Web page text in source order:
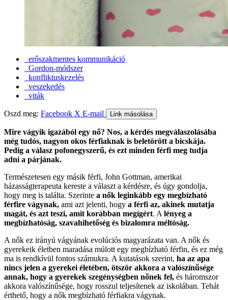
erőszakmentes kommunikáció
Gordon-módszer
konfliktuskezelés
veszekedés
viták
Oszd meg: Facebook X E-mail Link másolása
Mire vágyik igazából egy nő? Nos, a kérdés megválaszolásába
még tudós, nagyon okos férfiaknak is beletörött a bicskája.
Pedig a válasz pofonegyszerű, és ezt minden férfi meg tudja
adni a párjának.
Természetesen egy másik férfi, John Gottman, amerikai
házasságterapeuta kereste a választ a kérdésre, és úgy gondolja,
hogy meg is találta. Szerinte a nők leginkább egy megbízható
férfire vágynak, ami azt jelenti, hogy a férfi az, akinek mutatja
magát, és azt teszi, amit korábban megígért. A lényeg a
megbízhatóság, szavahihetőség és bizalomra méltóság.
A nők ez irányú vágyának evolúciós magyarázata van. A nők és
gyerekeik életben maradása múlott egy megbízható férfin, és ez még
ma is rendkívül fontos számukra. A kutatások szerint, ha az apa
nincs jelen a gyerekei életében, ötször akkora a valószínűsége
annak, hogy a gyerekek szegénységben nőnek fel, és háromszor
akkora valószínűsége, hogy rosszul teljesítenek az iskolában. Tehát
érthető, hogy a nők megbízható férfiakra vágynak.